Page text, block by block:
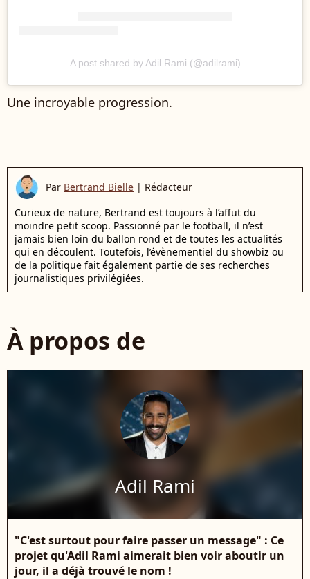
A post shared by Adil Rami (@adilrami)
Une incroyable progression.
Par Bertrand Bielle | Rédacteur
Curieux de nature, Bertrand est toujours à l’affut du
moindre petit scoop. Passionné par le football, il n’est
jamais bien loin du ballon rond et de toutes les actualités
qui en découlent. Toutefois, l’évènementiel du showbiz ou
de la politique fait également partie de ses recherches
journalistiques privilégiées.
À propos de
Adil Rami
"C'est surtout pour faire passer un message" : Ce
projet qu'Adil Rami aimerait bien voir aboutir un
jour, il a déjà trouvé le nom !